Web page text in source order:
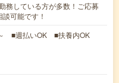
務している方が多数！ご応募
可能です！
■週払いOK ■扶養内OK